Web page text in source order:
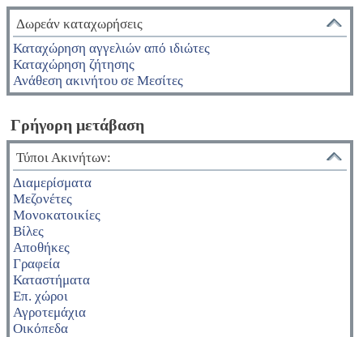
Δωρεάν καταχωρήσεις
Καταχώρηση αγγελιών από ιδιώτες
Καταχώρηση ζήτησης
Ανάθεση ακινήτου σε Μεσίτες
Γρήγορη μετάβαση
Τύποι Ακινήτων:
Διαμερίσματα
Μεζονέτες
Μονοκατοικίες
Βίλες
Αποθήκες
Γραφεία
Καταστήματα
Επ. χώροι
Αγροτεμάχια
Οικόπεδα